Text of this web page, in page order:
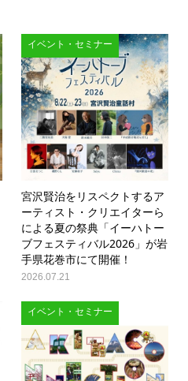
イベント・セミナー
宮沢賢治をリスペクトするア
ーティスト・クリエイターら
による夏の祭典「イーハトー
ブフェスティバル2026」が岩
手県花巻市にて開催！
2026.07.21
イベント・セミナー